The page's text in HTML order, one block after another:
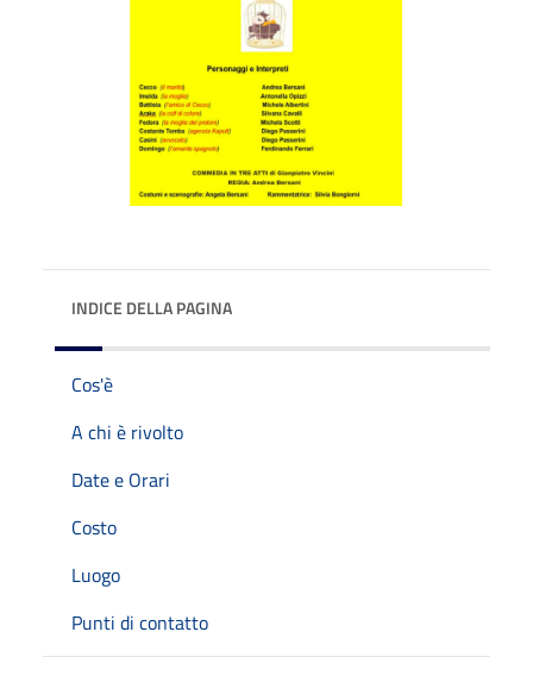
INDICE DELLA PAGINA
Cos'è
A chi è rivolto
Date e Orari
Costo
Luogo
Punti di contatto